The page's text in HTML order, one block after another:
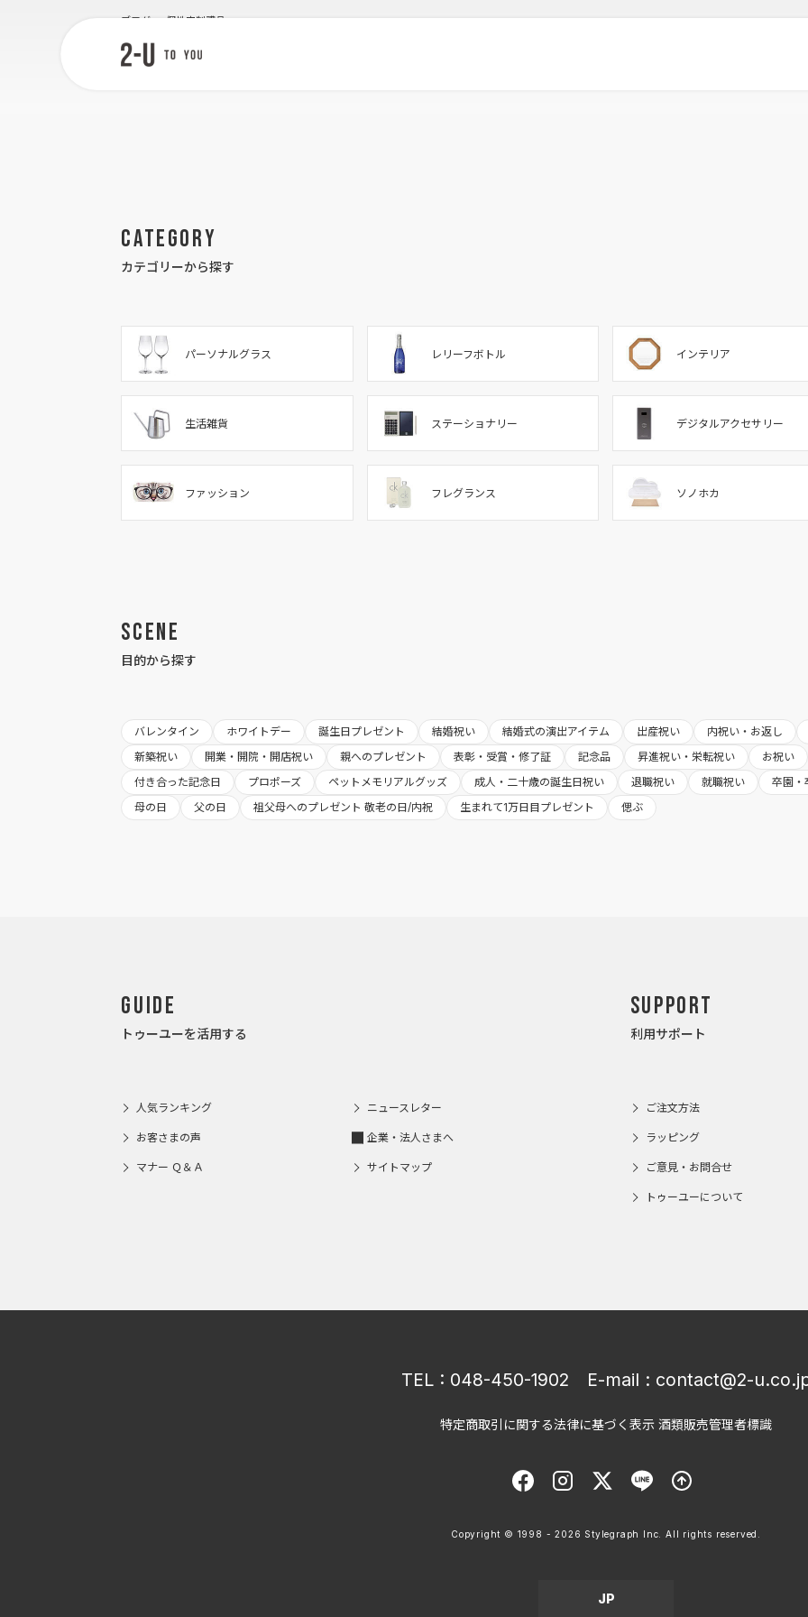
ブログ 個性定制禮品
Category
カテゴリーから探す
パーソナルグラス レリーフボトル インテリア
生活雑貨 ステーショナリー デジタルアクセサリー
ファッション フレグランス ソノホカ
Scene
目的から探す
バレンタイン ホワイトデー 誕生日プレゼント 結婚祝い 結婚式の演出アイテム 出産祝い
内祝い・お返し
新築祝い
開業・開院・開店祝い 親へのプレゼント 表彰・受賞・修了証 記念品 昇進祝い・栄転祝い
お祝い
付き合った記念日
プロポーズ ペットメモリアルグッズ 成人・二十歳の誕生日祝い 退職祝い 就職祝い
卒園・
母の日
父の日 祖父母へのプレゼント 敬老の日/内祝 生まれて1万日目プレゼント 偲ぶ
Guide
トゥーユーを活用する
人気ランキング ニュースレター
お客さまの声 企業・法人さまへ
マナー Ｑ＆Ａ サイトマップ
Support
利用サポート
ご注文方法
ラッピング
ご意見・お問合せ
トゥーユーについて
TEL : 048-450-1902 E-mail : contact@2-
特定商取引に関する法律に基づく表示 酒類販売管理者標識
Copyright © 1998 - 2026 Stylegraph Inc. All rights reserved.
JP